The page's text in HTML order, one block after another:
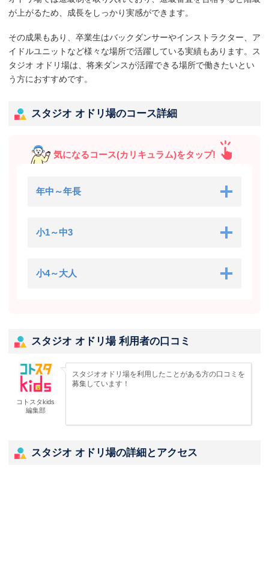
が上がるため、成長をしっかり実感ができます。
その成果もあり、卒業生はバックダンサーやインストラクター、ア
イドルユニットなど様々な場所で活躍している実績もあります。ス
タジオ オドリ場は、将来ダンスが活躍できる場所で働きたいとい
う方におすすめです。
スタジオ オドリ場のコース詳細
気になるコース(カリキュラム)をタップ!
年中～年長
小1～中3
小4～大人
スタジオ オドリ場 利用者の口コミ
コトスタkids
編集部
スタジオオドリ場を利用したことがある方の口コミを
募集しています！
スタジオ オドリ場の詳細とアクセス